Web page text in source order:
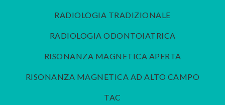
RADIOLOGIA TRADIZIONALE
RADIOLOGIA ODONTOIATRICA
RISONANZA MAGNETICA APERTA
RISONANZA MAGNETICA AD ALTO CAMPO
TAC